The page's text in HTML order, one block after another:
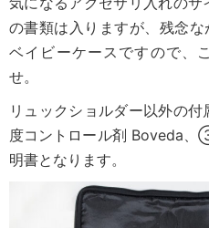
の書類は入りますが、残念
ベイビーケースですので、
せ。
リュックショルダー以外の
度コントロール剤 Boveda
明書となります。